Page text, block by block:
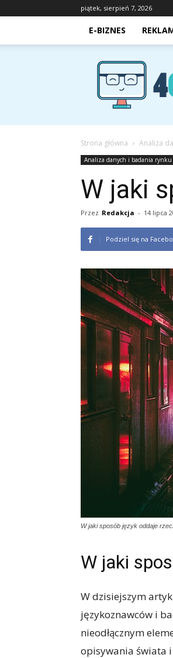
piątek, sierpień 7, 2026
E-BIZNES
4core.pl
Strona główna Analiza
Analiza danych i badania rynku
W jaki
Przez Redakcja - 14 lipca
Podziel się na
W jaki sposób język oddaje
W jaki
W dzisiejszym
językoznawców i
nieodłącznym
opisywania świata i